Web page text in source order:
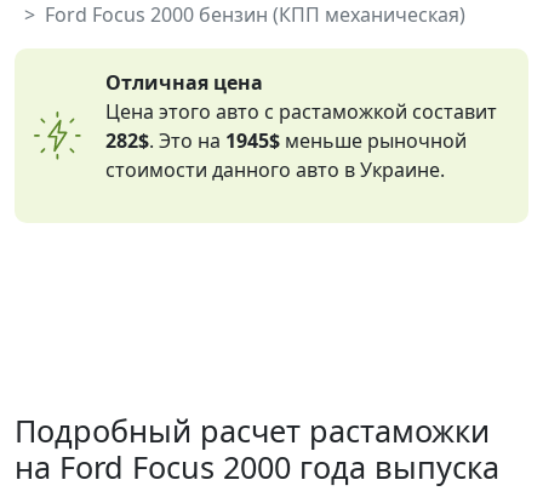
Ford Focus 2000 бензин (КПП механическая)
Отличная цена
Цена этого авто с растаможкой составит
282$. Это на 1945$ меньше рыночной
стоимости данного авто в Украине.
Подробный расчет растаможки
на Ford Focus 2000 года выпуска